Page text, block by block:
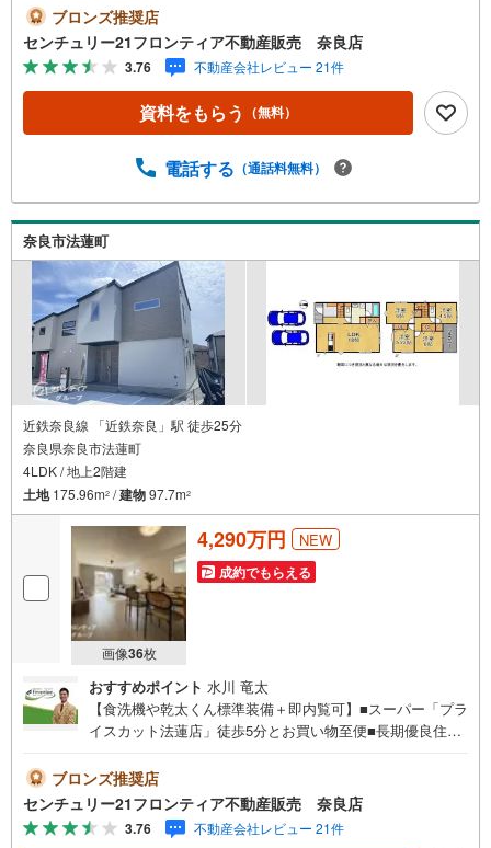
7分でお子様の登下校も安心 特徴・リビング天井高2.3mの
開放的な居住空間、対面式キッチンでリビングの様子を見
ながらお料理できます・大容量の収納が可能なウォークイ
ンクローゼットがありお部屋をすっきりと保てます・浴室
乾燥機やスマートキーなど快適仕様 立地・奈良市立佐保小
学校まで徒歩約7分・奈良市立若草中学校まで徒歩約23分
ャルプランナーが資金計画をサポート！2.買い替えなどに
がりがあるため、最も低金利になるように審査が可能！4.
物件のお引渡し後に必要になったお家のリフォームも弊社
のリフォームプランナーがご提案！5.定期的にご連絡を繋
ぎ、有事の際に迅速にサポートいたしますお気軽にお問合
せください！
ブロンズ推奨店
センチュリー21フロンティア不動産販売 奈良店
3.76 不動産会社レビュー 21件
資料をもらう （無料）
電話する （通話料無料）
奈良市法蓮町
近鉄奈良線 「近鉄奈良」駅 徒歩25分
奈良県奈良市法蓮町
4LDK / 地上2階建
土地175.96m2 /建物97.7m2
画像36枚
4,290万円 NEW
成約でもらえる
おすすめポイント 水川 竜太
【食洗機や乾太くん標準装備＋即内覧可】■スーパー「プラ
イスカット法蓮店」徒歩5分とお買い物至便■長期優良住宅
7分でお子様の登下校も安心 特徴・リビング天井高2.3mの
開放的な居住空間、対面式キッチンでリビングの様子を見
ながらお料理できます・各居室に収納がありお部屋をすっ
きりと保てます・浴室乾燥機やスマートキーなど快適仕様
ブロンズ推奨店
センチュリー21フロンティア不動産販売 奈良店
3.76 不動産会社レビュー 21件